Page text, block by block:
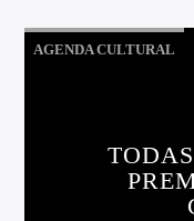
AGENDA CULTURAL